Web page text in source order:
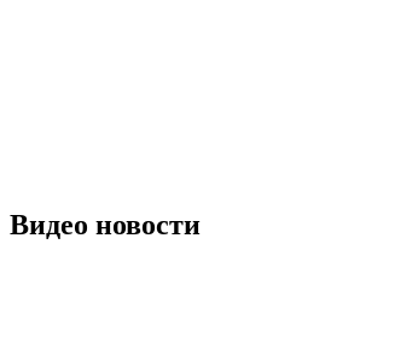
Видео новости